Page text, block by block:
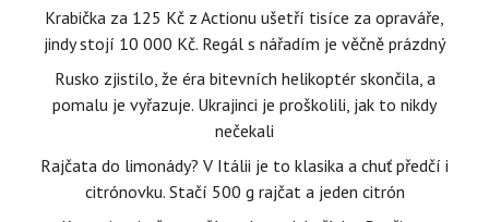
Krabička za 125 Kč z Actionu ušetří tisíce za opraváře,
jindy stojí 10 000 Kč. Regál s nářadím je věčně prázdný
Rusko zjistilo, že éra bitevních helikoptér skončila, a
pomalu je vyřazuje. Ukrajinci je proškolili, jak to nikdy
nečekali
Rajčata do limonády? V Itálii je to klasika a chuť předčí i
citrónovku. Stačí 500 g rajčat a jeden citrón